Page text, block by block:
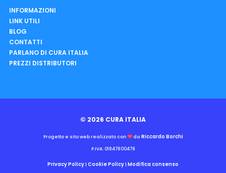
INFORMAZIONI
LINK UTILI
BLOG
CONTATTI
PARLANO DI CURA ITALIA
PREZZI DISTRIBUTORI
© 2026 CURA ITALIA
Progetto e sito web realizzato con da Riccardo Borchi
P.IVA: 01847800479
Privacy Policy Cookie Policy Modifica consenso